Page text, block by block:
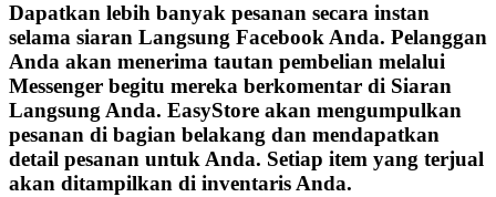
Dapatkan lebih banyak pesanan secara instan
selama siaran Langsung Facebook Anda. Pelanggan
Anda akan menerima tautan pembelian melalui
Messenger begitu mereka berkomentar di Siaran
Langsung Anda. EasyStore akan mengumpulkan
pesanan di bagian belakang dan mendapatkan
detail pesanan untuk Anda. Setiap item yang terjual
akan ditampilkan di inventaris Anda.